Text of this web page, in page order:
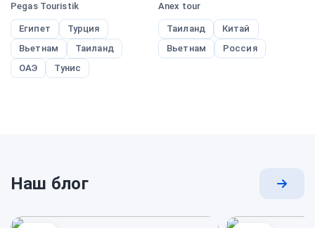
Pegas Touristik
Египет
Турция
Вьетнам
Таиланд
ОАЭ
Тунис
Anex tour
Таиланд
Китай
Вьетнам
Россия
Наш блог